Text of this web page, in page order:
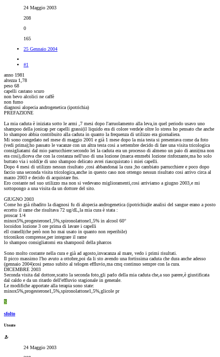
24 Maggio 2003
208
0
165
25 Gennaio 2004
#1
anno 1981
altezza 1,78
peso 68
capelli castano scuro
non bevo alcolici ne caffè
non fumo
diagnosi alopecia androgenetica (ipotrichia)
PREFAZIONE
La mia caduta è iniziata sotto le armi ,7 mesi dopo l'arruolamento alla leva,in quel periodo usavo uno
shampoo della jonicap per capelli grassi(il liquido era di colore verde)e oltre lo stress ho pensato che anche
lo shampoo abbia contribuito alla caduta in quanto la frequenza di utilizzo era giornaliera.
Mi sono congedato nel mese di maggio 2001 e già 1 mese dopo la mia testa si presentava come da foto
(vedi prima);ho passato le vacanze con un altra testa cosi a settembre decido di fare una visita tricologica
consigliatami dal mio parrucchiere:secondo lei la caduta era un processo di almeno un paio di anni(ma non
era cosi),diceva che con la costanza nell'uso di una lozione (marca emmebi lozione rinforzante,ma ho solo
buttato via i soldi)e di uno shampoo delicato avrei riascquistato i miei capelli.
Dopo 4 mesi di utilizzo nessun risultato ,cosi abbandonai la cura ;ho cambiato parrucchiere e poco dopo
faccio una seconda visita tricologica,anche in questo caso non ottengo nessun risultato cosi arrivo circa al
marzo 2003 e decido di acquistare fns.
Ero costante nel suo utilizzo ma non si vedevano miglioramenti,cosi arriviamo a giugno 2003,e mi
sottopongo a una visita da un dottore del sito.
GIUGNO 2003
Come ho già ribadito la diagnosi fu di alopecia androgenetica (ipotrichia)le analisi del sangue erano a posto
eccetto il rame che risultava 72 ug/dL,la mia cura è stata :
proscar 1/4
minox5%,progesterone1,5%,spironolattone1,5% in alcool 60°
locoidon lozione 3 ore prima di lavare i capelli
ell cranell(che però non ho mai usato in quanto non reperibile)
triconikon compresse,per integrare il rame
lo shampoo consigliatomi era shampooil della pharcos
Sono molto costante nella cura e già ad agosto,invacanza al mare, vedo i primi risultati.
Il picco massimo l'ho avuto a ottobre,poi da li sto avendo una fortissima caduta che dura anche adesso
(gennaio 2004)cosi penso subito al telogen effluvio,ma cmq continuo sempre con la cura.
DICEMBRE 2003
Seconda visita dal dottore,scatto la seconda foto,gli parlo della mia caduta che,a suo parere,è giustificata
dal caldo e da un ritardo dell'effluvio stagionale in generale.
Le modifiche apportate alla terapia sono state:
minox5%,progesterone1,5%,spironolattone1,5%,glicole pr
S
sfolto
Utente
24 Maggio 2003